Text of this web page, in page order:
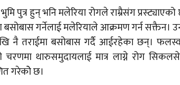
पुत्र हुन् भनि मलेरिया रोगले राम्रैसंग
बसोबास गर्नेलाई मलेरियाले आक्रमण गर्न
नै तराईमा बसोबास गर्दै आईरहेका छन्।
थारुसमुदायलाई मात्र लाग्ने रोग
गरेकोे छ।